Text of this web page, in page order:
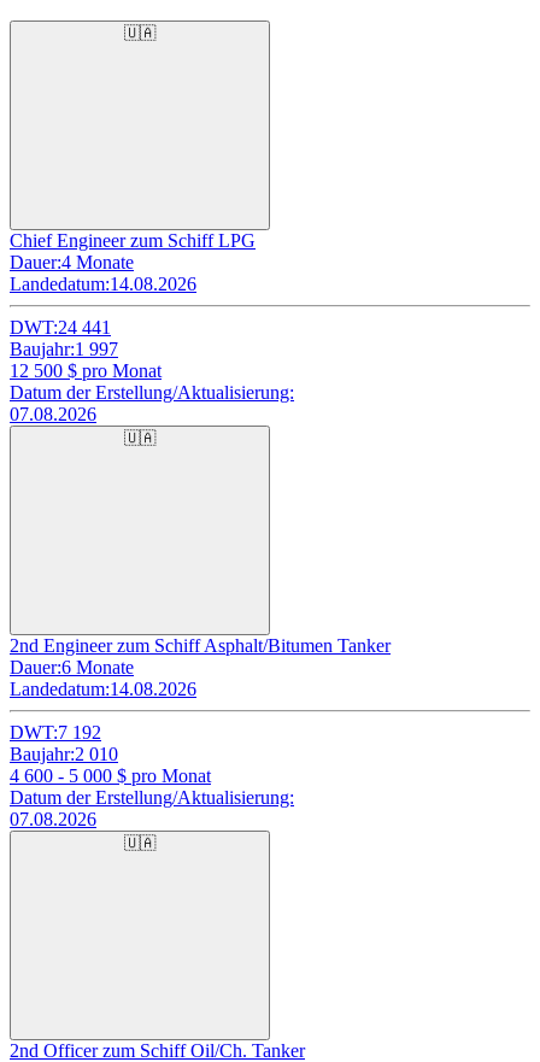
🇺🇦
Chief Engineer zum Schiff LPG
Dauer:4 Monate
Landedatum:14.08.2026
DWT:24 441
Baujahr:1 997
12 500 $ pro Monat
Datum der Erstellung/Aktualisierung:
07.08.2026
🇺🇦
2nd Engineer zum Schiff Asphalt/Bitumen Tanker
Dauer:6 Monate
Landedatum:14.08.2026
DWT:7 192
Baujahr:2 010
4 600 - 5 000 $ pro Monat
Datum der Erstellung/Aktualisierung:
07.08.2026
🇺🇦
2nd Officer zum Schiff Oil/Ch. Tanker